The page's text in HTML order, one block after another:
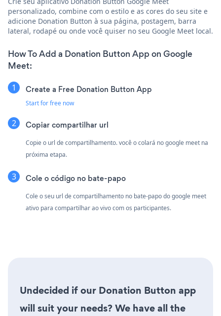
personalizado, combine com o estilo e as cores do seu site e
adicione Donation Button à sua página, postagem, barra
lateral, rodapé ou onde você quiser no seu Google Meet local.
How To Add a Donation Button App on Google
Meet:
Create a Free Donation Button App
Start for free now
Copiar compartilhar url
Copie o url de compartilhamento. você o colará no google meet na
próxima etapa.
Cole o código no bate-papo
Cole o seu url de compartilhamento no bate-papo do google meet
ativo para compartilhar ao vivo com os participantes.
Undecided if our Donation Button app
will suit your needs? We have all the